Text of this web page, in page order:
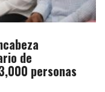
de
personas